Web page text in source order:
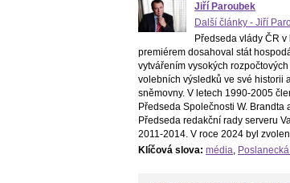
Jiří Paroubek
Další články - Jiří
Předseda vlády ČR
premiérem dosahoval stát
vytvářením vysokých
volebních výsledků ve své historii
sněmovny. V letech 1990-2005
Předseda Společnosti W.
Předseda redakční rady serveru
2011-2014. V roce 2024 byl
Klíčová slova: média,